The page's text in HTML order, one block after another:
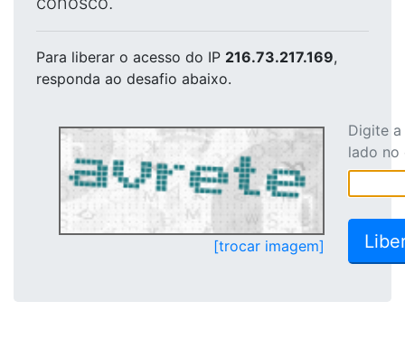
Para liberar o acesso do IP 216.73.217.169,
responda ao desafio abaixo.
[trocar imagem]
Digite
lado no